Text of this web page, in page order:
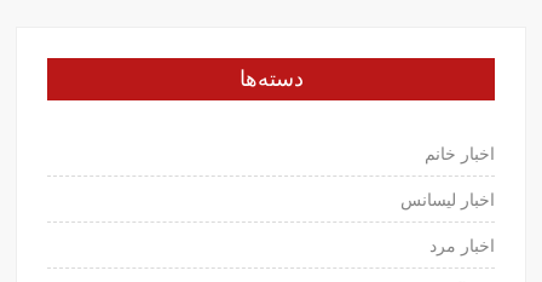
دسته‌ها
اخبار خانم
اخبار لیسانس
اخبار مرد